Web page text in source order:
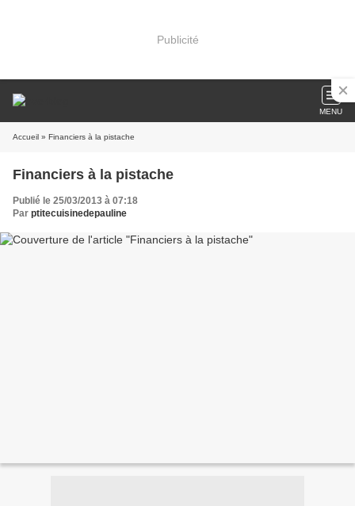
Publicité
MENU
Accueil » Financiers à la pistache
Financiers à la pistache
Publié le 25/03/2013 à 07:18
Par ptitecuisinedepauline